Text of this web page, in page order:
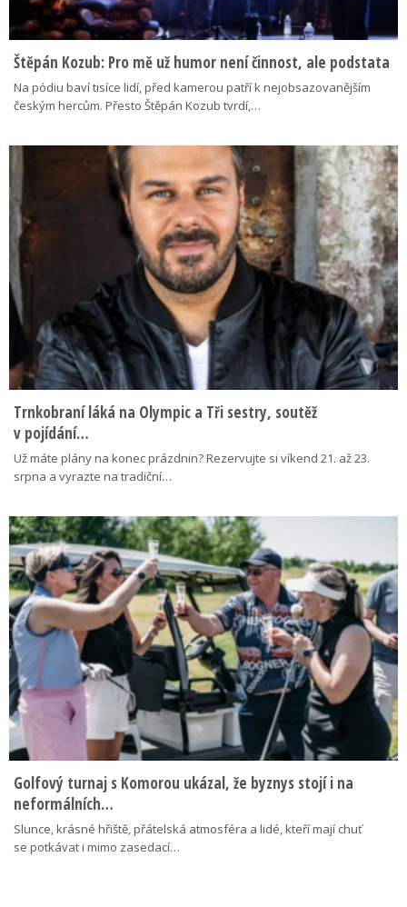
Štěpán Kozub: Pro mě už humor není činnost, ale podstata
Na pódiu baví tisíce lidí, před kamerou patří k nejobsazovanějším
českým hercům. Přesto Štěpán Kozub tvrdí,…
Trnkobraní láká na Olympic a Tři sestry, soutěž
v pojídání…
Už máte plány na konec prázdnin? Rezervujte si víkend 21. až 23.
srpna a vyrazte na tradiční…
Golfový turnaj s Komorou ukázal, že byznys stojí i na
neformálních…
Slunce, krásné hřiště, přátelská atmosféra a lidé, kteří mají chuť
se potkávat i mimo zasedací…